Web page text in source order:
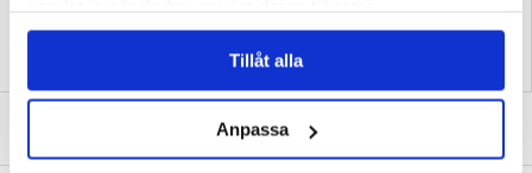
Tillåt alla
Anpassa